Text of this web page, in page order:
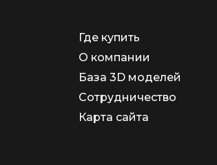
Где купить
О компании
База 3D моделей
Сотрудничество
Карта сайта